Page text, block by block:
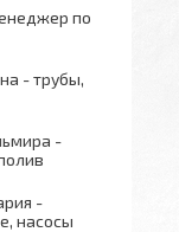
по
- трубы,
-
-
насосы